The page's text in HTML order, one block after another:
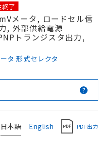
了
メータ, ロードセル信
, 外部供給電源
トランジスタ出力,
タ 形式セレクタ
日本語 English PDF出力